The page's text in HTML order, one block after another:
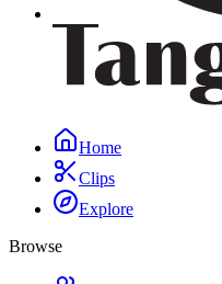
Home
Clips
Explore
Browse